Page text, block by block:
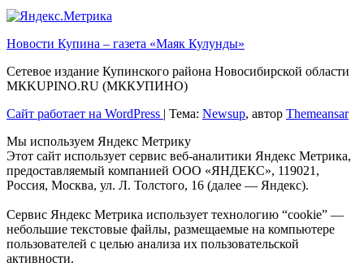
Новости Купина – газета «Маяк Кулунды»
Сетевое издание Купинского района Новосибирской области
МКKUPINO.RU (МККУПИНО)
Сайт работает на WordPress
Тема: Newsup, автор Themeansar
Мы используем Яндекс Метрику
Этот сайт использует сервис веб-аналитики Яндекс Метрика,
предоставляемый компанией ООО «ЯНДЕКС», 119021,
Россия, Москва, ул. Л. Толстого, 16 (далее — Яндекс).
Сервис Яндекс Метрика использует технологию “cookie” —
небольшие текстовые файлы, размещаемые на компьютере
пользователей с целью анализа их пользовательской
активности.